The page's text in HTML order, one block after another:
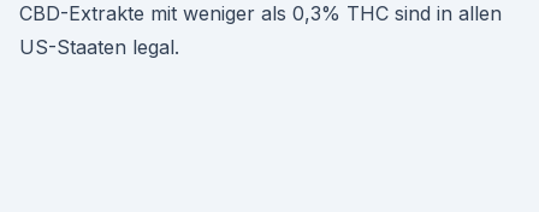
CBD-Extrakte mit weniger als 0,3% THC sind in allen
US-Staaten legal.